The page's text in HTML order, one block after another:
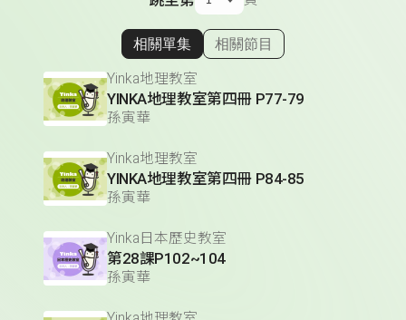
顯示相關單集
相關單集 相關節目
Yinka地理教室
YINKA地理教室第四冊 P77-79
孫寅華
Yinka地理教室
YINKA地理教室第四冊 P84-85
孫寅華
Yinka日本歷史教室
第28課P102~104
孫寅華